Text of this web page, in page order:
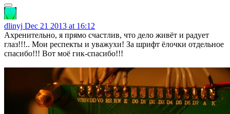
dlinyj Dec 21 2013 at 16:12
Ахренительно, я прямо счастлив, что дело живёт и радует
глаз!!!.. Мои респекты и уважухи! За шрифт ёлочки отдельное
спасибо!!! Вот моё гик-спасибо!!!